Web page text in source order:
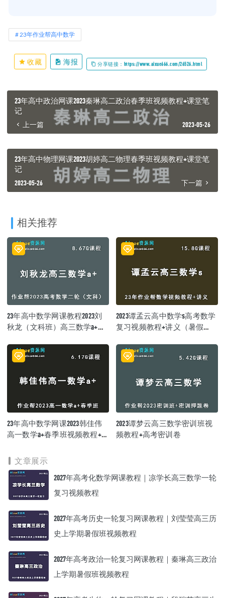
23年作业帮高中数学
收藏 海报 分享链接：https://www.aixue666.com/26526.html
23年高中政治网课2023秦琳高二政治春季班视频教程+课堂笔
记
上一篇 2023-05-26
23年高中物理网课2023胡婷高二物理春季班视频教程+课堂笔
记
2023-05-26 下一篇
相关推荐
23年高中数学网课教程2023刘
秋龙（文科班）高三数学a+高
记寒假班
2023谭孟云高中数学s高考数学
复习视频教程+讲义（暑假
23年高中数学网课2023韩佳伟
高一数学a+春季班视频教程+课
2023谭梦云高三数学密训班视
频教程+高考密训卷
文章展示
2027年高考化数学网课教程｜凉学长高三数学一轮
复习视频教程
2027年高考历史一轮复习网课教程｜刘莹莹高三历
史上学期暑假班视频教程
2027年高考政治一轮复习网课教程｜秦琳高三政治
上学期暑假班视频教程